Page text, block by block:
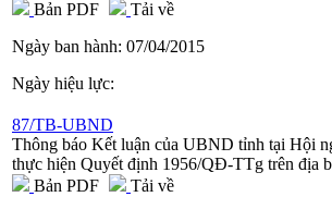
Bản PDF
Tải về
Ngày ban hành: 07/04/2015
Ngày hiệu lực:
87/TB-UBND
Thông báo Kết luận của UBND tỉnh tại Hội
thực hiện Quyết định 1956/QĐ-TTg trên địa
Bản PDF
Tải về